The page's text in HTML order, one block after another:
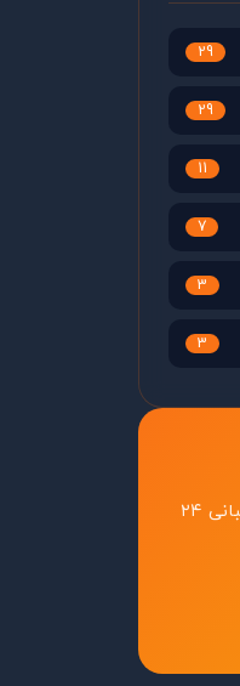
29
29
11
7
3
3
سرویس‌های میزبانی حرفه‌ای با پشتیبانی ۲۴